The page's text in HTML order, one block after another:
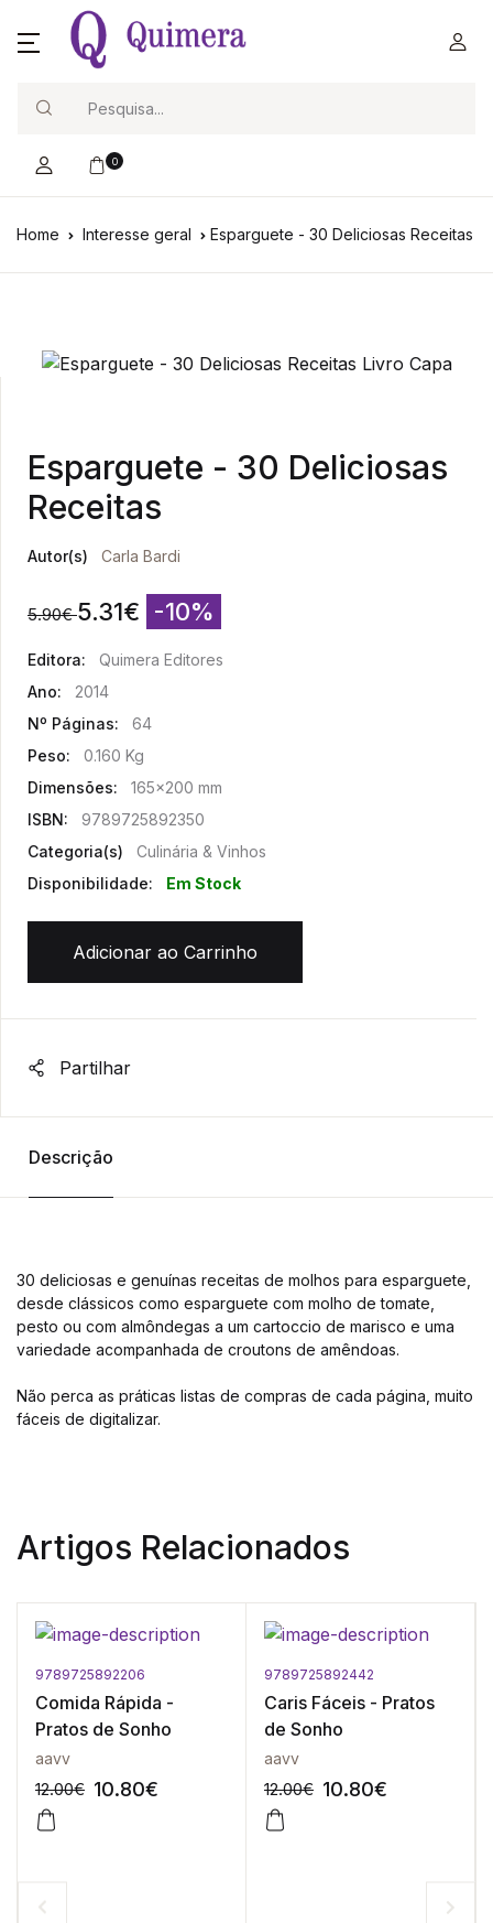
0
Home Interesse geral Esparguete - 30 Deliciosas Receitas
Esparguete - 30 Deliciosas
Receitas
Autor(s) Carla Bardi
5.90€ 5.31€ -10%
Editora:
Quimera Editores
Ano:
2014
Nº Páginas:
64
Peso:
0.160 Kg
Dimensões:
165x200 mm
ISBN:
9789725892350
Categoria(s)
Culinária & Vinhos
Disponibilidade:
Em Stock
Adicionar ao Carrinho
Partilhar
Descrição
30 deliciosas e genuínas receitas de molhos para esparguete,
desde clássicos como esparguete com molho de tomate,
pesto ou com almôndegas a um cartoccio de marisco e uma
variedade acompanhada de croutons de amêndoas.
Não perca as práticas listas de compras de cada página, muito
fáceis de digitalizar.
Artigos Relacionados
9789725892206
Comida Rápida -
Pratos de Sonho
aavv
12.00€ 10.80€
9789725892442
Caris Fáceis - Pratos
de Sonho
aavv
12.00€ 10.80€